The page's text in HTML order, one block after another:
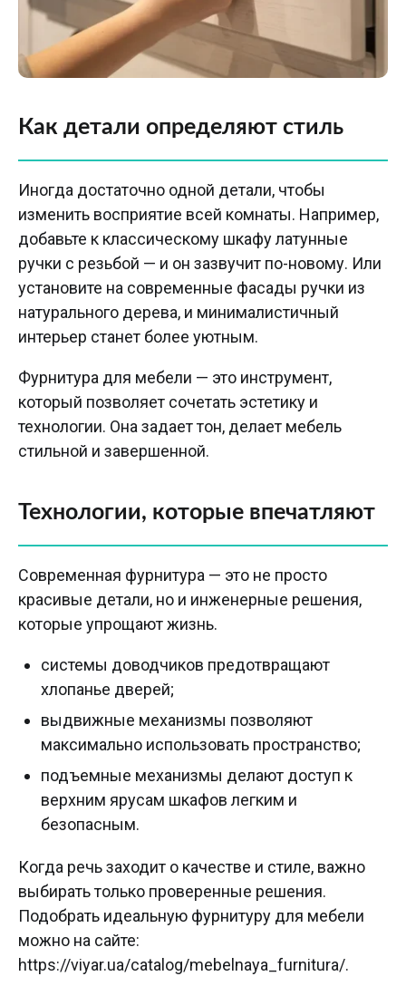
Как детали определяют стиль
Иногда достаточно одной детали, чтобы
изменить восприятие всей комнаты. Например,
добавьте к классическому шкафу латунные
ручки с резьбой — и он зазвучит по-новому. Или
установите на современные фасады ручки из
натурального дерева, и минималистичный
интерьер станет более уютным.
Фурнитура для мебели — это инструмент,
который позволяет сочетать эстетику и
технологии. Она задает тон, делает мебель
стильной и завершенной.
Технологии, которые впечатляют
Современная фурнитура — это не просто
красивые детали, но и инженерные решения,
которые упрощают жизнь.
системы доводчиков предотвращают
хлопанье дверей;
выдвижные механизмы позволяют
максимально использовать пространство;
подъемные механизмы делают доступ к
верхним ярусам шкафов легким и
безопасным.
Когда речь заходит о качестве и стиле, важно
выбирать только проверенные решения.
Подобрать идеальную фурнитуру для мебели
можно на сайте:
https://viyar.ua/catalog/mebelnaya_furnitura/.